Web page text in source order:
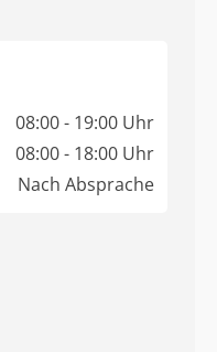
08:00 - 19:00 Uhr
08:00 - 18:00 Uhr
Nach Absprache